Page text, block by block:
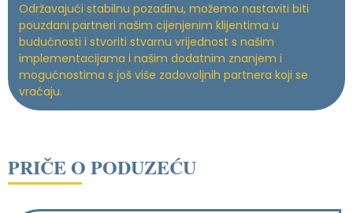
Održavajući stabilnu pozadinu, možemo nastaviti biti
pouzdani partneri našim cijenjenim klijentima u
budućnosti i stvoriti stvarnu vrijednost s našim
implementacijama i našim dodatnim znanjem i
mogućnostima s još više zadovoljnih partnera koji se
vraćaju.
PRIČE O PODUZEĆU